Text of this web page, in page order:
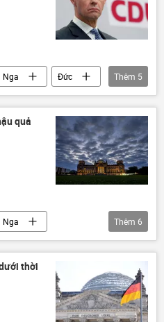
Nga
Đức
Quân sự
Thêm 5
quả
Nga
bầu cử
Friedrich Merz
Thêm 6
thời